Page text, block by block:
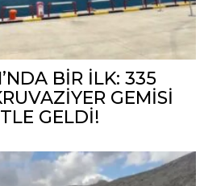
BİR İLK: 335
GEMİSİ
GELDİ!